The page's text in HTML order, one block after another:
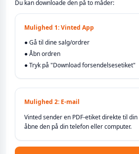
Du kan downloade den på to måder:
Mulighed 1: Vinted App
● Gå til dine salg/ordrer
● Åbn ordren
● Tryk på "Download forsendelsesetiket"
Mulighed 2: E-mail
Vinted sender en PDF-etiket direkte til
åbne den på din telefon eller computer.